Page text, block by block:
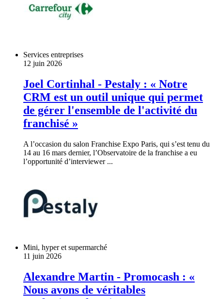
Services entreprises
12 juin 2026
Joel Cortinhal - Pestaly : « Notre
CRM est un outil unique qui permet
de gérer l'ensemble de l'activité du
franchisé »
A l’occasion du salon Franchise Expo Paris, qui s’est tenu du
14 au 16 mars dernier, l’Observatoire de la franchise a eu
l’opportunité d’interviewer ...
Mini, hyper et supermarché
11 juin 2026
Alexandre Martin - Promocash : «
Nous avons de véritables